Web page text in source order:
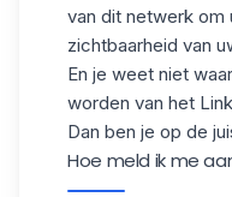
van dit netwerk
zichtbaarheid van
En je weet niet
worden van het
Dan ben je op de
Hoe meld ik me